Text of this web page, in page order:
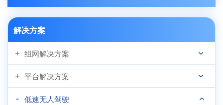
解决方案
组网解决方案
平台解决方案
低速无人驾驶